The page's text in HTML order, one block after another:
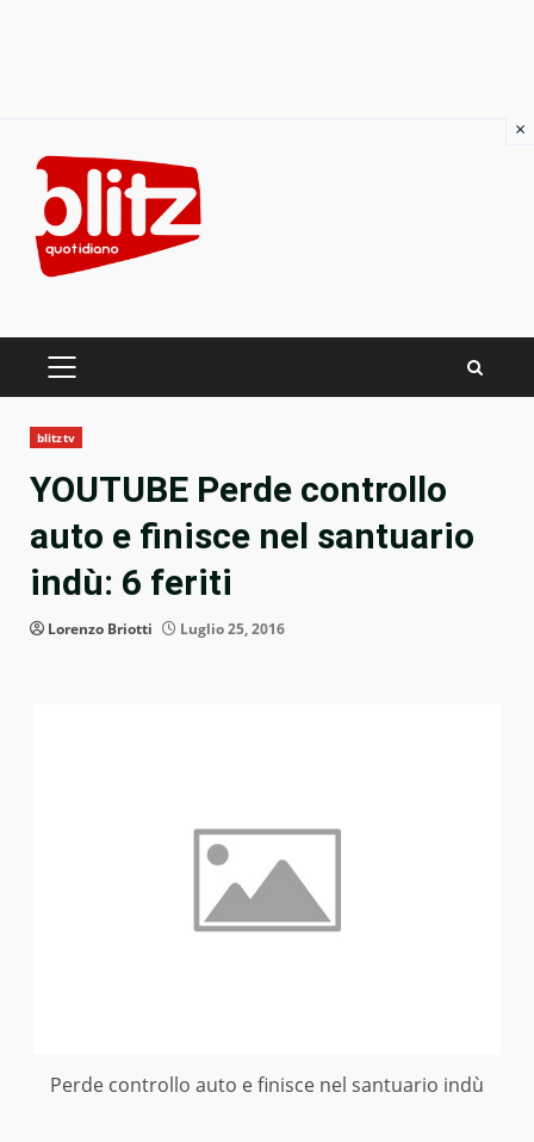
content
PRIMARY
blitztv
YOUTUBE Perde controllo
auto e finisce nel santuario
indù: 6 feriti
Lorenzo Briotti Luglio 25, 2016
Perde controllo auto e finisce nel santuario indù
×